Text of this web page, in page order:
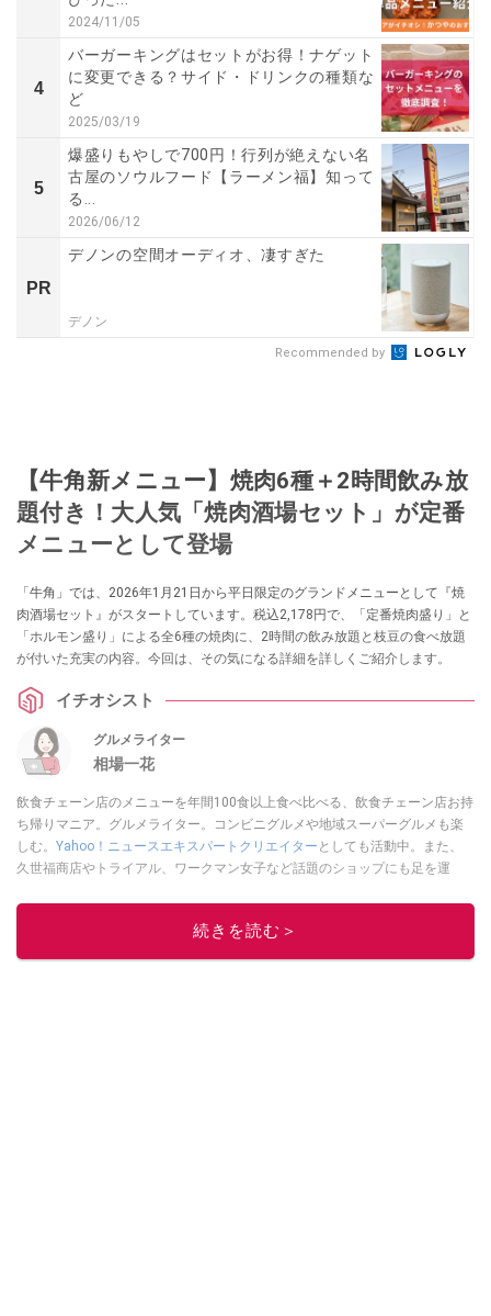
2024/11/05
4
バーガーキングはセットがお得！ナゲット
に変更できる？サイド・ドリンクの種類な
ど
2025/03/19
5
爆盛りもやしで700円！行列が絶えない名
古屋のソウルフード【ラーメン福】知って
る...
2026/06/12
PR
デノンの空間オーディオ、凄すぎた
デノン
Recommended by
【牛角新メニュー】焼肉6種＋2時間飲み放
題付き！大人気「焼肉酒場セット」が定番
メニューとして登場
「牛角」では、2026年1月21日から平日限定のグランドメニューとして『焼
肉酒場セット』がスタートしています。税込2,178円で、「定番焼肉盛り」と
「ホルモン盛り」による全6種の焼肉に、2時間の飲み放題と枝豆の食べ放題
が付いた充実の内容。今回は、その気になる詳細を詳しくご紹介します。
イチオシスト
グルメライター
相場一花
飲食チェーン店のメニューを年間100食以上食べ比べる、飲食チェーン店お持
ち帰りマニア。グルメライター。コンビニグルメや地域スーパーグルメも楽
しむ。 Yahoo！ニュースエキスパートクリエイター としても活動中。また、
久世福商店やトライアル、ワークマン女子など話題のショップにも足を運
「週刊プレイボーイ」、宝島社「おいしい！ シャトレーゼBOOK」などでグ
ルメライター、食の専門家として出演実績あり。
続きを読む＞